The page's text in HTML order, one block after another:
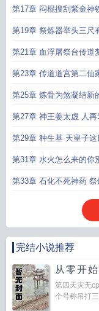
第17章 闷棍搜刮紫金神
第19章 祭炼器举头三尺
第21章 血浮屠祭台传道
说什么
第23章 传道道宫第二仙
第25章 炼骨为煞凝结新
第27章 神王姜太虚 人再
一次学会斗字秘
第29章 种生基 天皇子这
死 救人於水火
第31章 水火怎么来的你
石寨
第33章 石化不死神药 祭
完结小说推荐
从零开
第四天灾无
个号称吊打